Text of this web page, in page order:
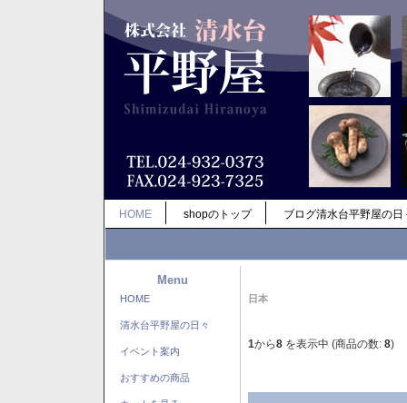
HOME shopのトップ ブログ清水台平野屋の日
Menu
HOME
清水台平野屋の日々
イベント案内
おすすめの商品
日本
1から8 を表示中 (商品の数: 8)